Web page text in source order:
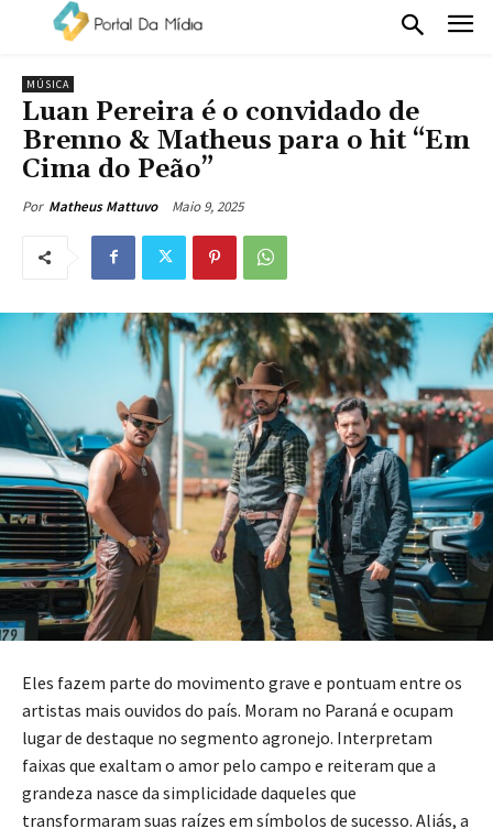
MÚSICA
Luan Pereira é o convidado de
Brenno & Matheus para o hit “Em
Cima do Peão”
Por Matheus Mattuvo Maio 9, 2025
Eles fazem parte do movimento grave e pontuam entre os
artistas mais ouvidos do país. Moram no Paraná e ocupam
lugar de destaque no segmento agronejo. Interpretam
faixas que exaltam o amor pelo campo e reiteram que a
grandeza nasce da simplicidade daqueles que
transformaram suas raízes em símbolos de sucesso. Aliás, a